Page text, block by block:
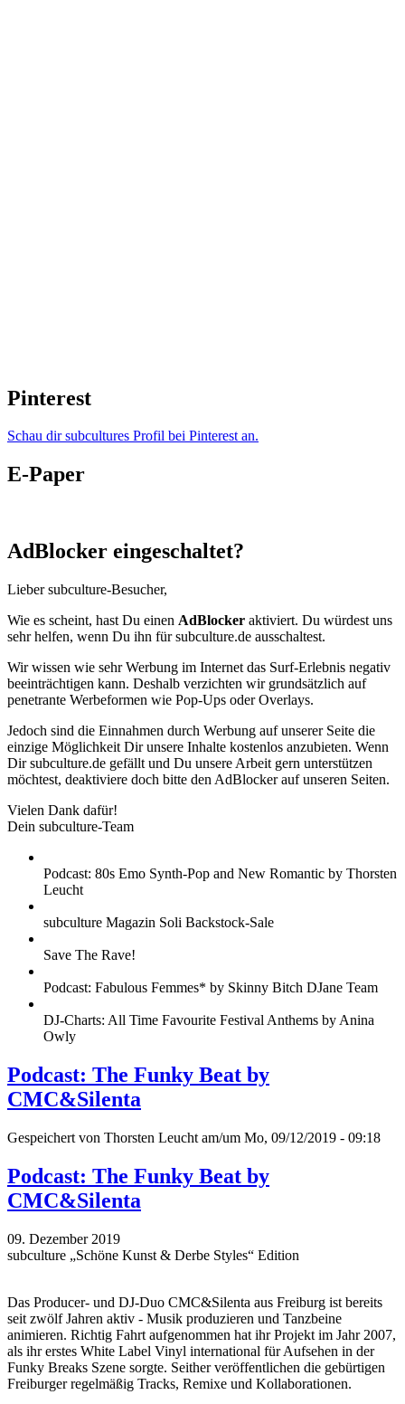
Pinterest
Schau dir subcultures Profil bei Pinterest an.
E-Paper
AdBlocker eingeschaltet?
Lieber subculture-Besucher,
Wie es scheint, hast Du einen AdBlocker aktiviert. Du würdest uns
sehr helfen, wenn Du ihn für subculture.de ausschaltest.
Wir wissen wie sehr Werbung im Internet das Surf-Erlebnis negativ
beeinträchtigen kann. Deshalb verzichten wir grundsätzlich auf
penetrante Werbeformen wie Pop-Ups oder Overlays.
Jedoch sind die Einnahmen durch Werbung auf unserer Seite die
einzige Möglichkeit Dir unsere Inhalte kostenlos anzubieten. Wenn
Dir subculture.de gefällt und Du unsere Arbeit gern unterstützen
möchtest, deaktiviere doch bitte den AdBlocker auf unseren Seiten.
Vielen Dank dafür!
Dein subculture-Team
Podcast: 80s Emo Synth-Pop and New Romantic by Thorsten
Leucht
subculture Magazin Soli Backstock-Sale
Save The Rave!
Podcast: Fabulous Femmes* by Skinny Bitch DJane Team
DJ-Charts: All Time Favourite Festival Anthems by Anina
Owly
Podcast: The Funky Beat by
CMC&Silenta
Gespeichert von Thorsten Leucht am/um Mo, 09/12/2019 - 09:18
Podcast: The Funky Beat by
CMC&Silenta
09. Dezember 2019
subculture „Schöne Kunst & Derbe Styles“ Edition
Das Producer- und DJ-Duo CMC&Silenta aus Freiburg ist bereits
seit zwölf Jahren aktiv - Musik produzieren und Tanzbeine
animieren. Richtig Fahrt aufgenommen hat ihr Projekt im Jahr 2007,
als ihr erstes White Label Vinyl international für Aufsehen in der
Funky Breaks Szene sorgte. Seither veröffentlichen die gebürtigen
Freiburger regelmäßig Tracks, Remixe und Kollaborationen.